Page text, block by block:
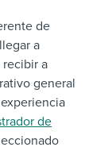
de
a
recibir a
general
de